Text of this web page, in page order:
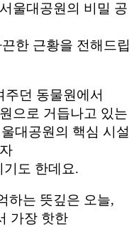
울대공원의 비밀 공
한 근황을 전해드립
던 동물원에서
으로 거듭나고 있는
대공원의 핵심 시설
기도 한데요.
하는 뜻깊은 오늘,
가장 핫한